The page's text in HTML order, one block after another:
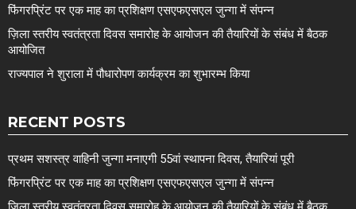
फिंगरप्रिंट पर एक माह का प्रशिक्षण एसएफएसएल जुन्गा में संपन्न
ज़िला स्तरीय स्वतंत्रता दिवस समारोह के आयोजन की तैयारियों के संबंध में बैठक
आयोजित
राज्यपाल ने शुराला में पौधारोपण कार्यक्रम का शुभारम्भ किया
RECENT POSTS
प्रथम सशस्त्र वाहिनी जुन्गा मनाएगी 55वां स्थापना दिवस, तैयारियां पूरी
फिंगरप्रिंट पर एक माह का प्रशिक्षण एसएफएसएल जुन्गा में संपन्न